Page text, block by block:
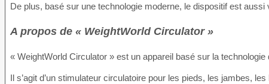
De plus, basé sur une technologie moderne, le dispositif est aussi
A propos de « WeightWorld Circulator »
« WeightWorld Circulator » est un appareil basé sur la
Il s’agit d’un stimulateur circulatoire pour les pieds, les jambes,